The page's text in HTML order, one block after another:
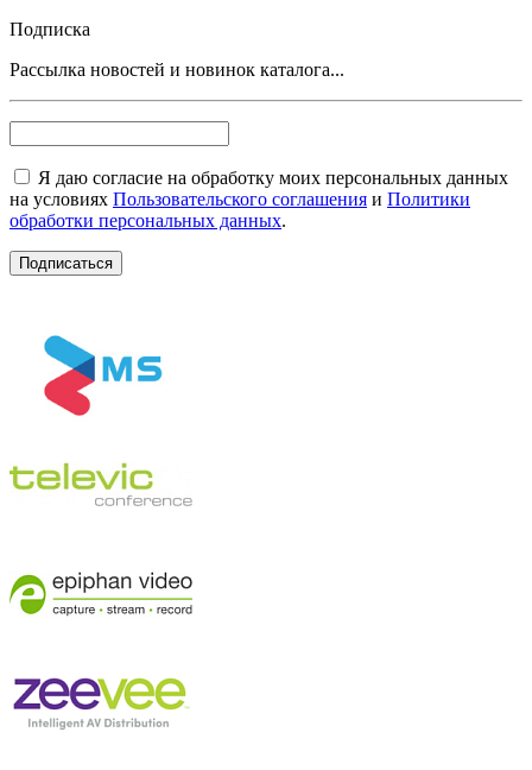
Подписка
Рассылка новостей и новинок каталога...
Я даю согласие на обработку моих персональных данных
на условиях Пользовательского соглашения и Политики
обработки персональных данных.